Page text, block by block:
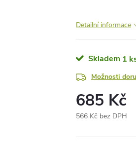
Detailní informace
Skladem 1
Možnosti
685 Kč
566 Kč bez DPH
cena: